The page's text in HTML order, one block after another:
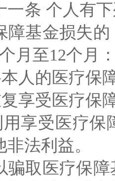
个人有下
障基金损失
月至12个月
的医疗保障
受医疗保
受医疗保障
法利益。
医疗保障